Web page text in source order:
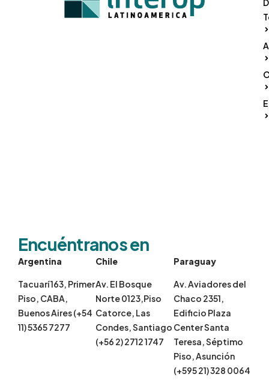
Encuéntranos en
Argentina
Tacuarí 163, Primer
Piso, CABA,
Buenos Aires (+54
11) 5365 7277
Chile
Av. El Bosque
Norte 0123,Piso
Catorce, Las
Condes, Santiago
(+56 2) 2712 1747
Paraguay
Av. Aviadores del
Chaco 2351,
Edificio Plaza
Center Santa
Teresa, Séptimo
Piso, Asunción
(+595 21) 328 0064